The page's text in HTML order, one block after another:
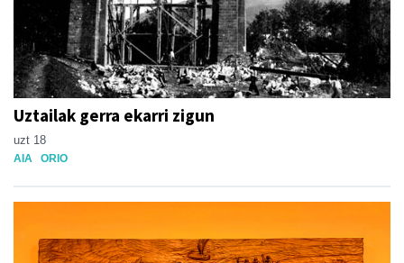
Uztailak gerra ekarri zigun
uzt 18
AIA ORIO